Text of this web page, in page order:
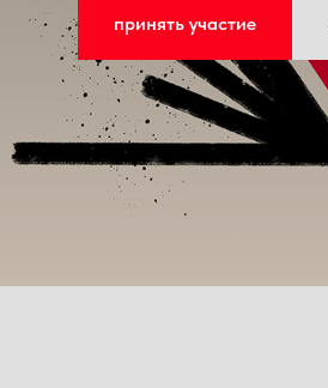
принять участие